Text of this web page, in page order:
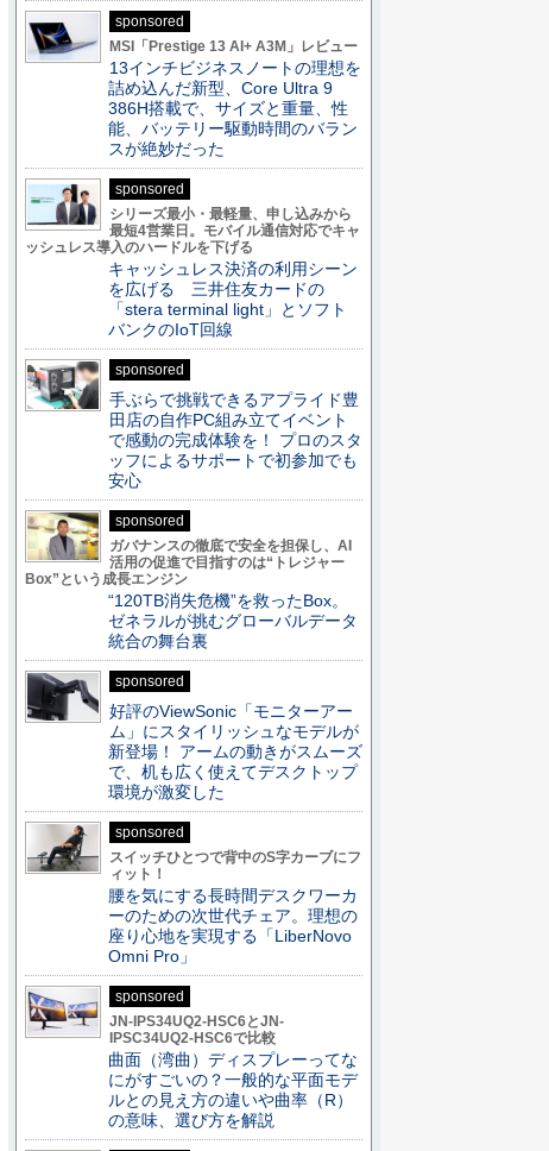
sponsored
MSI「Prestige 13 AI+ A3M」レビュー
13インチビジネスノートの理想を
詰め込んだ新型、Core Ultra 9
386H搭載で、サイズと重量、性
能、バッテリー駆動時間のバラン
スが絶妙だった
sponsored
シリーズ最小・最軽量、申し込みから
最短4営業日。モバイル通信対応でキャ
ッシュレス導入のハードルを下げる
キャッシュレス決済の利用シーン
を広げる 三井住友カードの
「stera terminal light」とソフト
バンクのIoT回線
sponsored
手ぶらで挑戦できるアプライド豊
田店の自作PC組み立てイベント
で感動の完成体験を！ プロのスタ
ッフによるサポートで初参加でも
安心
sponsored
ガバナンスの徹底で安全を担保し、AI
活用の促進で目指すのは“トレジャー
Box”という成長エンジン
“120TB消失危機”を救ったBox。
ゼネラルが挑むグローバルデータ
統合の舞台裏
sponsored
好評のViewSonic「モニターアー
ム」にスタイリッシュなモデルが
新登場！ アームの動きがスムーズ
で、机も広く使えてデスクトップ
環境が激変した
sponsored
スイッチひとつで背中のS字カーブにフ
ィット！
腰を気にする長時間デスクワーカ
ーのための次世代チェア。理想の
座り心地を実現する「LiberNovo
Omni Pro」
sponsored
JN-IPS34UQ2-HSC6とJN-
IPSC34UQ2-HSC6で比較
曲面（湾曲）ディスプレーってな
にがすごいの？一般的な平面モデ
ルとの見え方の違いや曲率（R）
の意味、選び方を解説